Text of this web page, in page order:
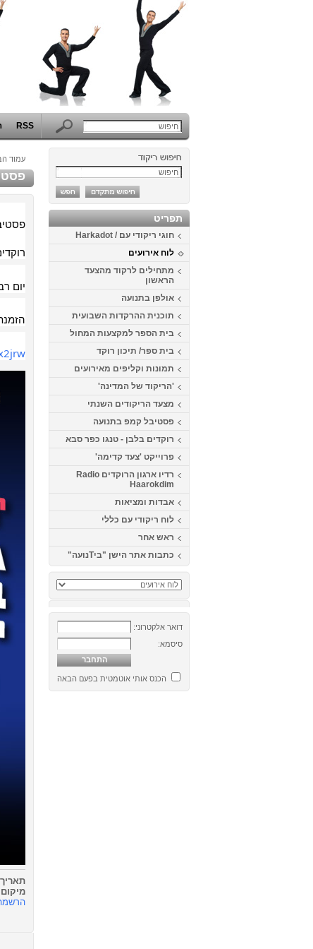
RSS
תפריט
חוגי ריקודי עם / Harkadot
לוח אירועים
מתחילים לרקוד מהצעד
הראשון
אולפן בתנועה
תוכנית ההרקדות השבועית
בית הספר למקצעות המחול
בית ספר/ תיכון רוקד
תמונות וקליפים מאירועים
'הריקוד של המדינה'
מצעד הריקודים השנתי
פסטיבל קמפ בתנועה
רוקדים בלבן - טנגו כפר סבא
פרוייקט 'צעד קדימה'
רדיו ארגון הרוקדים Radio
Haarokdim
אבדות ומציאות
לוח ריקודי עם כללי
ראש אחר
כתבות אתר הישן "ביTנועה"
דואר אלקטרוני:
סיסמא:
הכנס אותי אוטמטית בפעם הבאה
עמוד
יום רביעי
תאריך
מיקום